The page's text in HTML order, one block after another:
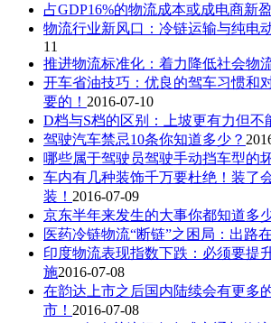
占GDP16%的物流成本或成电商新
物流行业新风口：冷链运输与纯电
11
推进物流标准化：着力降低社会物
开车省油技巧：优良的驾车习惯和
要的！ 2016-07-10
D档与S档的区别：上坡更有力但不
驾驶汽车禁忌10条你知道多少？
哪些属于驾驶员驾驶手动挡车型的
车内有几种装饰千万要杜绝！装了
装！ 2016-07-09
京东半年来发生的大事你都知道多
医药冷链物流“断链”之困局：出路
印度物流表现指数下跌：必须要提
施2016-07-08
在韵达上市之后国内陆续会有更多
市！ 2016-07-08